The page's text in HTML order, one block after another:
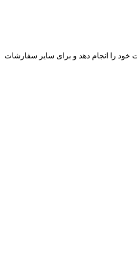
خود را انجام دهد و برای سایر سفارشات